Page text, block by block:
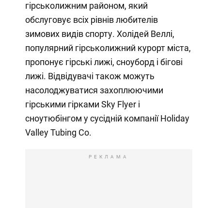
гірськолижним районом, який
обслуговує всіх рівнів любителів
зимових видів спорту. Холідей Веллі,
популярний гірськолижний курорт міста,
пропонує гірські лижі, сноуборд і бігові
лижі. Відвідувачі також можуть
насолоджуватися захоплюючими
гірськими гірками Sky Flyer і
сноутюбінгом у сусідній компанії Holiday
Valley Tubing Co.
РЕКЛАМА